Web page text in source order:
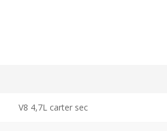
V8 4,7L carter sec